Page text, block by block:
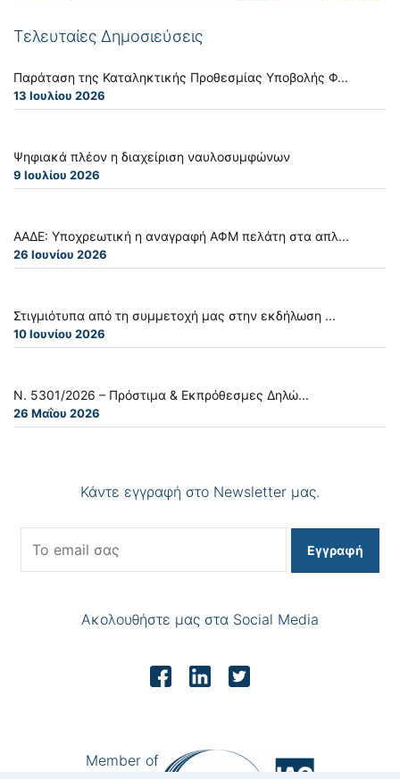
Τελευταίες Δημοσιεύσεις
Παράταση της Καταληκτικής Προθεσμίας Υποβολής Φ...
13 Ιουλίου 2026
Ψηφιακά πλέον η διαχείριση ναυλοσυμφώνων
9 Ιουλίου 2026
ΑΑΔΕ: Υποχρεωτική η αναγραφή ΑΦΜ πελάτη στα απλ...
26 Ιουνίου 2026
Στιγμιότυπα από τη συμμετοχή μας στην εκδήλωση ...
10 Ιουνίου 2026
Ν. 5301/2026 – Πρόστιμα & Εκπρόθεσμες Δηλώ...
26 Μαΐου 2026
Κάντε εγγραφή στο Newsletter μας.
Εγγραφή
Ακολουθήστε μας στα Social Media
Member of